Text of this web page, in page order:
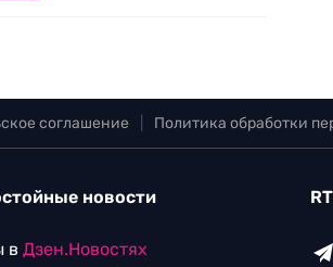
соглашение Политика обработки
новости
в Дзен.Новостях